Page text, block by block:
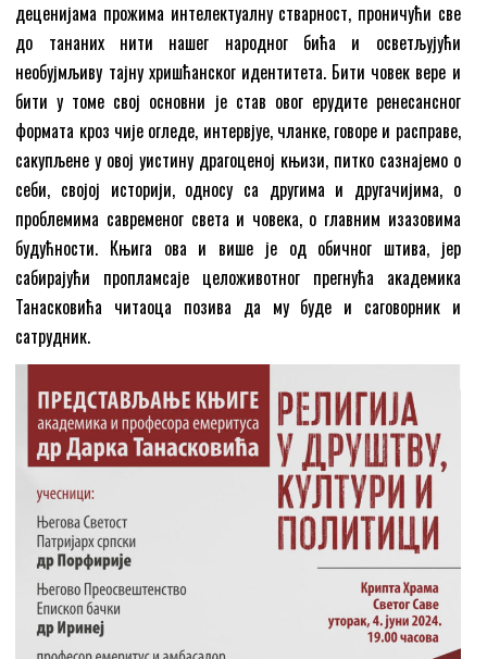
деценијама прожима интелектуалну стварност, проничући све
до тананих нити нашег народног бића и осветљујући
необујмљиву тајну хришћанског идентитета. Бити човек вере и
бити у томе свој основни је став овог ерудите ренесансног
формата кроз чије огледе, интервјуе, чланке, говоре и расправе,
сакупљене у овој уистину драгоценој књизи, питко сазнајемо о
себи, својој историји, односу са другима и другачијима, о
проблемима савременог света и човека, о главним изазовима
будућности. Књига ова и више је од обичног штива, јер
сабирајући пропламсаје целоживотног прегнућа академика
Танасковића читаоца позива да му буде и саговорник и
сатрудник.